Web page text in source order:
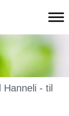
Hanneli - til